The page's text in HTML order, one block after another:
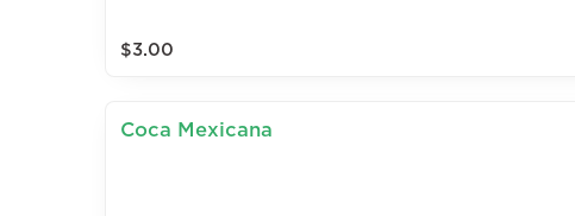
$3.00
Coca Mexicana